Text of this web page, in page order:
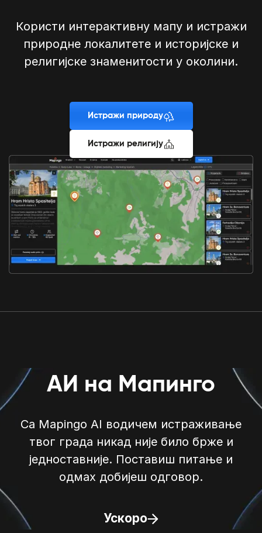
Користи интерактивну мапу и истражи
природне локалитете и историјске и
религијске знаменитости у околини.
Истражи природу
Истражи религију
АИ на Мапинго
Са Mapingo AI водичем истраживање
твог града никад није било брже и
једноставније. Поставиш питање и
одмах добијеш одговор.
Ускоро